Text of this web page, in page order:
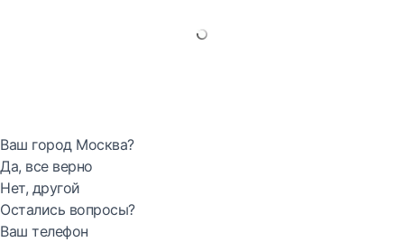
Ваш город Москва?
Да, все верно
Нет, другой
Остались вопросы?
Ваш телефон